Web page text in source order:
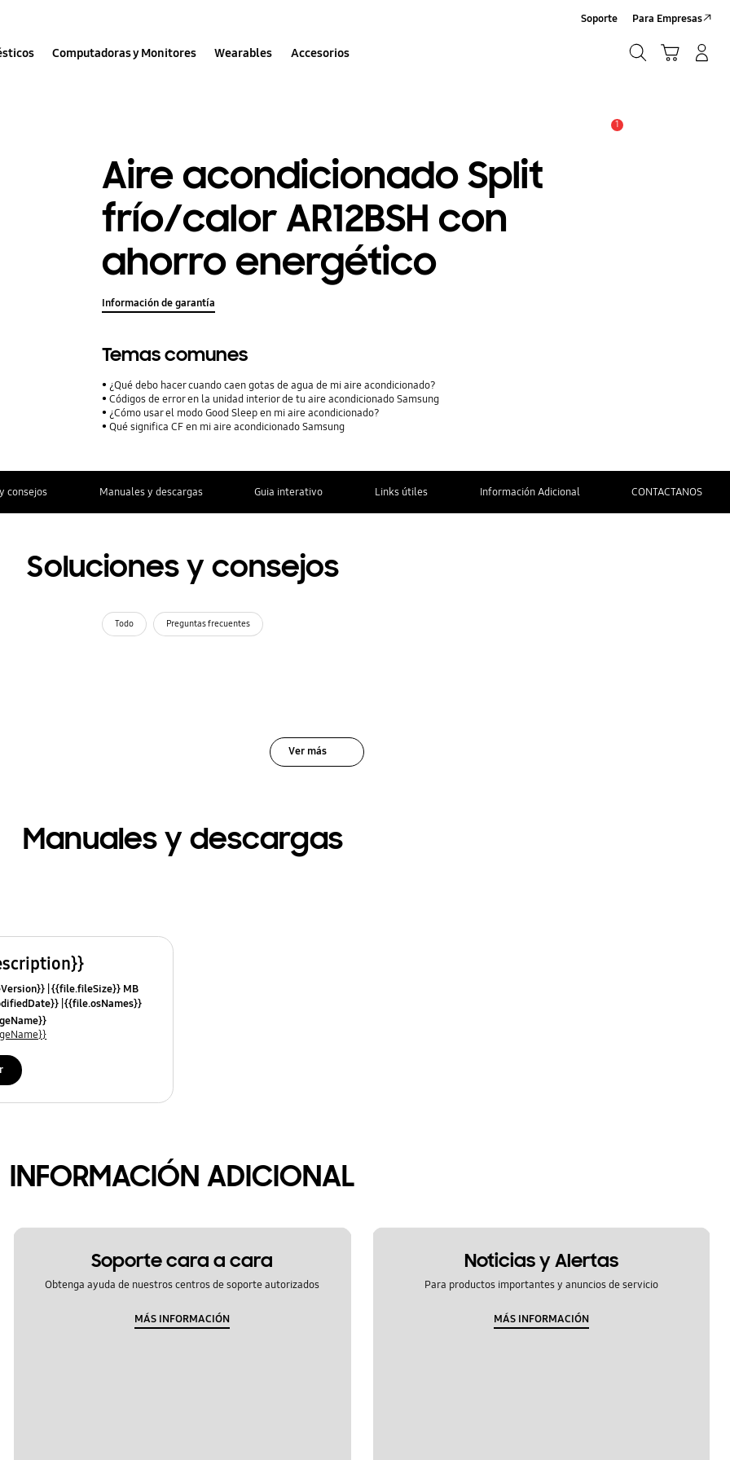
Computadoras y Monitores Wearables Accesorios
Soporte Para Empresas
1
Aire acondicionado Split
frío/calor AR12BSH con
ahorro energético
Información de garantía
Temas comunes
¿Qué debo hacer cuando caen gotas de agua de mi aire acondicionado?
Códigos de error en la unidad interior de tu aire acondicionado Samsung
¿Cómo usar el modo Good Sleep en mi aire acondicionado?
Qué significa CF en mi aire acondicionado Samsung
consejos Manuales y descargas Guia interativo Links útiles Información Adicional CONTACTANOS
Soluciones y consejos
Todo Preguntas frecuentes
Ver más
Manuales y descargas
{{file.fileSize}} MB
{{file.osNames}}
INFORMACIÓN ADICIONAL
Soporte cara a cara
Obtenga ayuda de nuestros centros de soporte autorizados
MÁS INFORMACIÓN
Noticias y Alertas
Para productos importantes y anuncios de servicio
MÁS INFORMACIÓN